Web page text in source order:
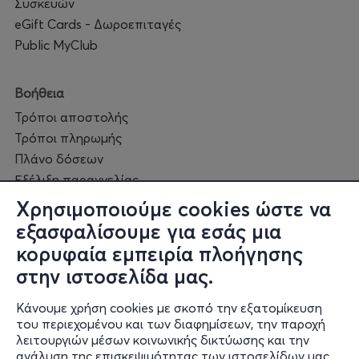
Χρησιμοποιούμε cookies ώστε να
εξασφαλίσουμε για εσάς μια
κορυφαία εμπειρία πλοήγησης
στην ιστοσελίδα μας.
Κάνουμε χρήση cookies με σκοπό την εξατομίκευση
του περιεχομένου και των διαφημίσεων, την παροχή
λειτουργιών μέσων κοινωνικής δικτύωσης και την
ανάλυση της επισκεψιμότητας των ιστοσελίδων μας.
Δεινοσαύρων και οι συνοδοί να απολαύσουν το
ρόφημα της αρεσκείας τους
Συσκευών
eGift Cards - Δωροεπιταγές
Public MyClub
Βοήθεια
Τρόποι αποστολής
Τρόποι πληρωμής
Πλάνο δόσεων
Εξέλιξη παραγγελίας
Πορεία επισκευής
Συχνές ερωτήσεις και
επικοινωνία
Ο online κόσμος μας
Public GR
Public CY
Publicbusiness.gr